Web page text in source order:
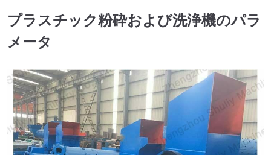
プラスチック粉砕および洗浄機のパラ
メータ